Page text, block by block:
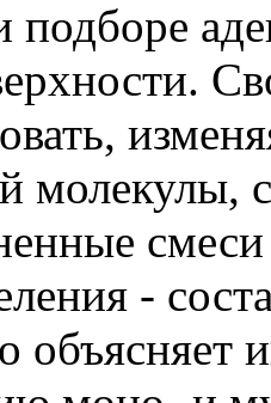
молекулы,
смеси
-
объясняет